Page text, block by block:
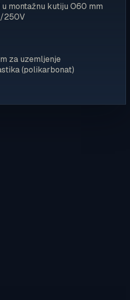
montažnu kutiju O60 mm
250V
za uzemljenje
(polikarbonat)